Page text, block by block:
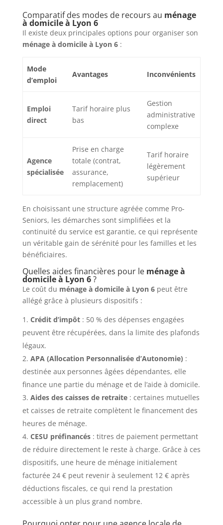
Comparatif des modes de recours au ménage
à domicile à Lyon 6
Il existe deux principales options pour organiser son
ménage à domicile à Lyon 6:
Mode
d’emploi
Avantages Inconvénients
Emploi
direct
Tarif horaire plus
bas
Gestion
administrative
complexe
Agence
spécialisée
Prise en charge
totale (contrat,
assurance,
remplacement)
Tarif horaire
légèrement
supérieur
En choisissant une structure agréée comme Pro-
Seniors, les démarches sont simplifiées et la
continuité du service est garantie, ce qui représente
un véritable gain de sérénité pour les familles et les
bénéficiaires.
Quelles aides financières pour le ménage à
domicile à Lyon 6?
Le coût du ménage à domicile à Lyon 6peut être
allégé grâce à plusieurs dispositifs :
Crédit d’impôt: 50 % des dépenses engagées
peuvent être récupérées, dans la limite des plafonds
légaux.
APA (Allocation Personnalisée d’Autonomie) :
destinée aux personnes âgées dépendantes, elle
finance une partie du ménage et de l’aide à domicile.
Aides des caisses de retraite: certaines mutuelles
et caisses de retraite complètent le financement des
heures de ménage.
CESU préfinancés: titres de paiement permettant
de réduire directement le reste à charge. Grâce à ces
dispositifs, une heure de ménage initialement
facturée 24 € peut revenir à seulement 12 € après
déductions fiscales, ce qui rend la prestation
accessible à un plus grand nombre.